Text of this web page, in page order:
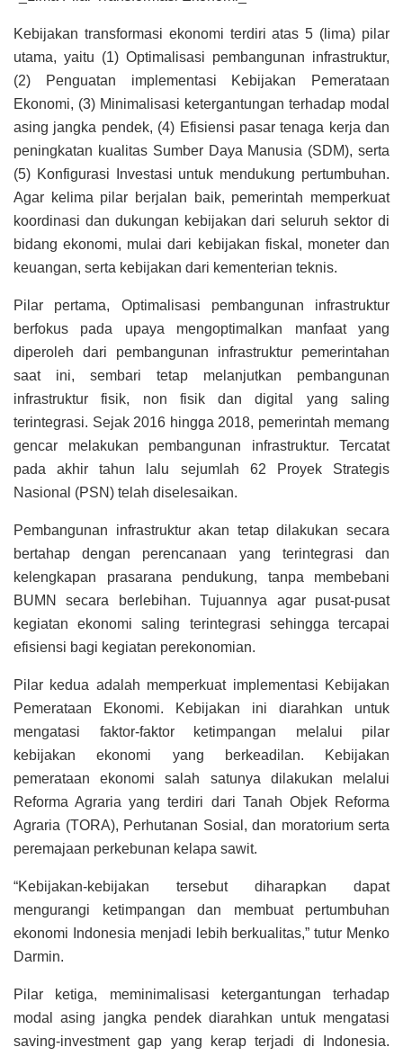
Kebijakan transformasi ekonomi terdiri atas 5 (lima) pilar
utama, yaitu (1) Optimalisasi pembangunan infrastruktur,
(2) Penguatan implementasi Kebijakan Pemerataan
Ekonomi, (3) Minimalisasi ketergantungan terhadap modal
asing jangka pendek, (4) Efisiensi pasar tenaga kerja dan
peningkatan kualitas Sumber Daya Manusia (SDM), serta
(5) Konfigurasi Investasi untuk mendukung pertumbuhan.
Agar kelima pilar berjalan baik, pemerintah memperkuat
koordinasi dan dukungan kebijakan dari seluruh sektor di
bidang ekonomi, mulai dari kebijakan fiskal, moneter dan
keuangan, serta kebijakan dari kementerian teknis.
Pilar pertama, Optimalisasi pembangunan infrastruktur
berfokus pada upaya mengoptimalkan manfaat yang
diperoleh dari pembangunan infrastruktur pemerintahan
saat ini, sembari tetap melanjutkan pembangunan
infrastruktur fisik, non fisik dan digital yang saling
terintegrasi. Sejak 2016 hingga 2018, pemerintah memang
gencar melakukan pembangunan infrastruktur. Tercatat
pada akhir tahun lalu sejumlah 62 Proyek Strategis
Nasional (PSN) telah diselesaikan.
Pembangunan infrastruktur akan tetap dilakukan secara
bertahap dengan perencanaan yang terintegrasi dan
kelengkapan prasarana pendukung, tanpa membebani
BUMN secara berlebihan. Tujuannya agar pusat-pusat
kegiatan ekonomi saling terintegrasi sehingga tercapai
efisiensi bagi kegiatan perekonomian.
Pilar kedua adalah memperkuat implementasi Kebijakan
Pemerataan Ekonomi. Kebijakan ini diarahkan untuk
mengatasi faktor-faktor ketimpangan melalui pilar
kebijakan ekonomi yang berkeadilan. Kebijakan
pemerataan ekonomi salah satunya dilakukan melalui
Reforma Agraria yang terdiri dari Tanah Objek Reforma
Agraria (TORA), Perhutanan Sosial, dan moratorium serta
peremajaan perkebunan kelapa sawit.
“Kebijakan-kebijakan tersebut diharapkan dapat
mengurangi ketimpangan dan membuat pertumbuhan
ekonomi Indonesia menjadi lebih berkualitas,” tutur Menko
Darmin.
Pilar ketiga, meminimalisasi ketergantungan terhadap
modal asing jangka pendek diarahkan untuk mengatasi
saving-investment gap yang kerap terjadi di Indonesia.